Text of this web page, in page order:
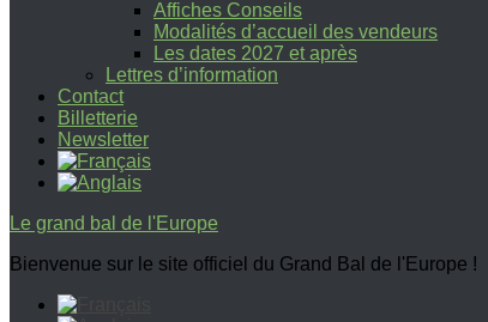
Affiches Conseils
Modalités d’accueil des vendeurs
Les dates 2027 et après
Lettres d’information
Contact
Billetterie
Newsletter
Le grand bal de l'Europe
Bienvenue sur le site officiel du Grand Bal de l'Europe !